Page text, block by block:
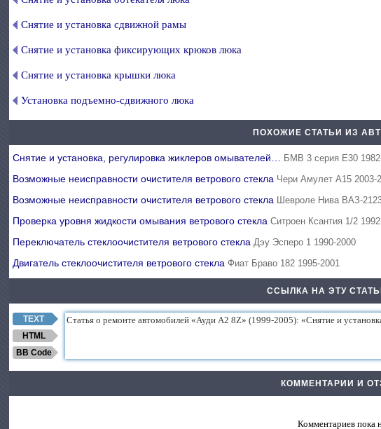
Снятие и установка сдвижной рамы
Снятие и установка фиксирующих крюков люка
Снятие и установка крышки люка
Установка подъемно-сдвижного люка
ПОХОЖИЕ СТАТЬИ ИЗ
Снятие и установка, регулировка жиклеров омывателей… БМВ 3 серия Е30
Возможные неисправности очистителя ветрового стекла Чери Амулет А15 2003-
Возможные неисправности очистителя ветрового стекла Шевроле Нива ВАЗ-
Проверка уровня жидкости омывания ветрового стеклаСитроен Ксантия 1/2
Переключатель стеклоочистителя ветрового стекла Дэу Эсперо 1 1990-2000
Двигатель стеклоочистителя ветрового стеклаФиат Браво 182 1995-2001
ССЫЛКА НА ЭТУ
TEXT
HTML
BB Code
КОММЕНТАРИИ И
Комментариев пока